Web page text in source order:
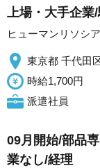
上場・大手企業
ヒューマンリソシ
東京都 千代田
時給1,700円
派遣社員
09月開始/部品
業なし/経理